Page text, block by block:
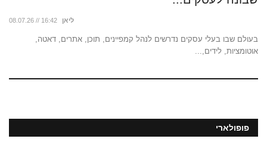
08.07.26 // 16:42 ליאן
בעולם שבו בעלי עסקים נדרשים לנהל קמפיינים, תוכן, אתרים, דאטה,
אוטומציות, לידים,...
פופולארי